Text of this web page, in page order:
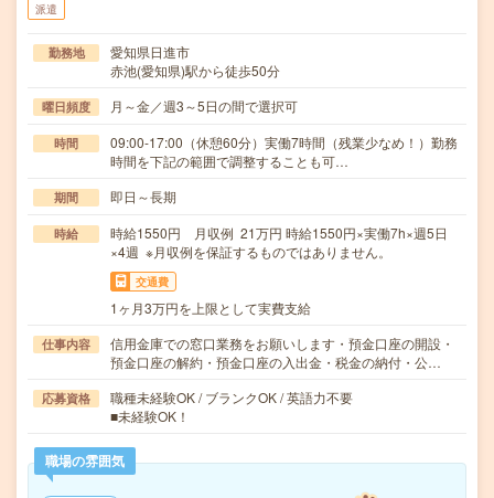
派遣
勤務地
愛知県日進市
赤池(愛知県)駅から徒歩50分
曜日頻度 月～金／週3～5日の間で選択可
時間
09:00-17:00（休憩60分）実働7時間（残業少なめ！）勤務
時間を下記の範囲で調整することも可…
期間 即日～長期
時給
時給1550円 月収例 21万円 時給1550円×実働7h×週5日
×4週 ※月収例を保証するものではありません。
交通費
1ヶ月3万円を上限として実費支給
仕事内容
信用金庫での窓口業務をお願いします・預金口座の開設・
預金口座の解約・預金口座の入出金・税金の納付・公…
応募資格
職種未経験OK / ブランクOK / 英語力不要
■未経験OK！
職場の雰囲気